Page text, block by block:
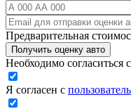
Предварительная
Получить оценку авто
Необходимо
Я согласен с